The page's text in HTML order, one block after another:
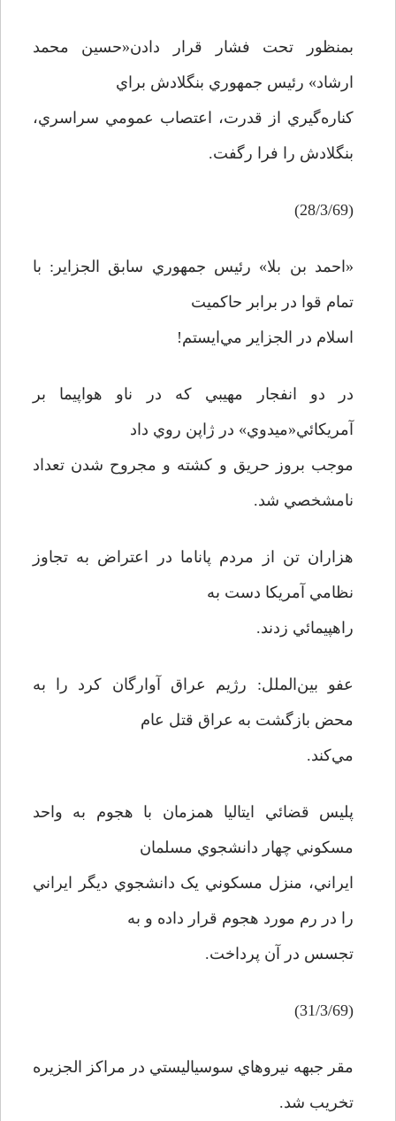
بمنظور تحت فشار قرار دادن«حسين محمد
ارشاد» رئيس جمهوري بنگلادش براي
کناره‌گيري از قدرت، اعتصاب عمومي سراسري،
بنگلادش را فرا رگفت.
(28/3/69)
«احمد بن بلا» رئيس جمهوري سابق الجزاير: با
تمام قوا در برابر حاکميت
اسلام در الجزاير مي‌ايستم!
در دو انفجار مهيبي که در ناو هواپيما بر
آمريکائي«ميدوي» در ژاپن روي داد
موجب بروز حريق و کشته و مجروح شدن تعداد
نامشخصي شد.
هزاران تن از مردم پاناما در اعتراض به تجاوز
نظامي آمريکا دست به
راهپيمائي زدند.
عفو بين‌الملل: رژيم عراق آوارگان کرد را به
محض بازگشت به عراق قتل عام
مي‌کند.
پليس قضائي ايتاليا همزمان با هجوم به واحد
مسکوني چهار دانشجوي مسلمان
ايراني، منزل مسکوني يک دانشجوي ديگر ايراني
را در رم مورد هجوم قرار داده و به
تجسس در آن پرداخت.
(31/3/69)
مقر جبهه نيروهاي سوسياليستي در مراکز الجزيره
تخريب شد.